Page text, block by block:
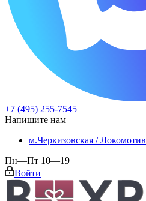
+7 (495) 255-7545
Напишите нам
м.Черкизовская / Локомотив
Пн—Пт 10—19
Войти